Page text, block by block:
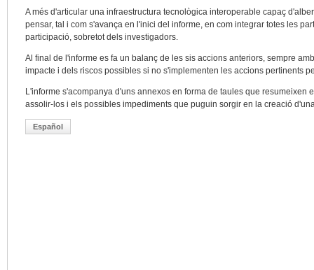
A més d'articular una infraestructura tecnològica interoperable capaç
pensar, tal i com s'avança en l'inici del informe, en com integrar totes les
participació, sobretot dels investigadors.
Al final de l'informe es fa un balanç de les sis accions anteriors, sempre
impacte i dels riscos possibles si no s'implementen les accions pertinents
L'informe s'acompanya d'uns annexos en forma de taules que resumeixen
assolir-los i els possibles impediments que puguin sorgir en la creació
Español